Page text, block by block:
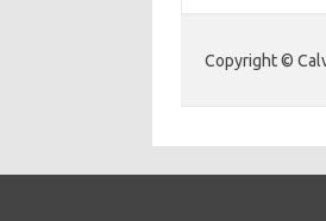
Copyright ©